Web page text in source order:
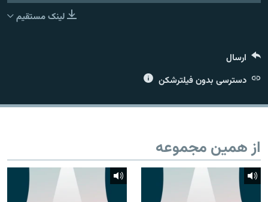
عضویت
لینک مستقیم
ارسال
دسترسی بدون فیلترشکن
از همین مجموعه